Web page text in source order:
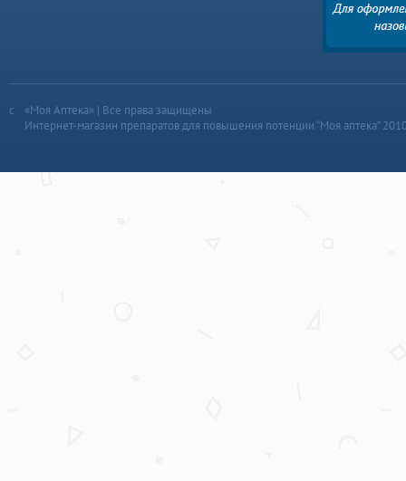
«Моя Аптека» | Все права защищены
Интернет-магазин препаратов для повышения потенции “Моя аптека”